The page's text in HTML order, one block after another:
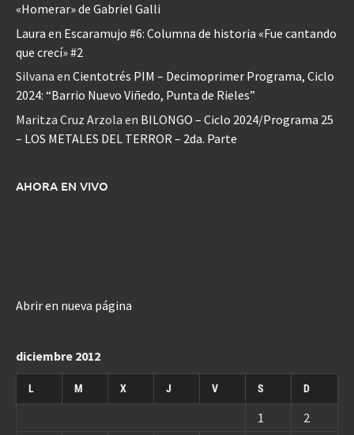
«Homerar» de Gabriel Galli
Laura en Escaramujo #6: Columna de historia «Fue cantando
que crecí» #2
Silvana en Cientotrés PIM – Decimoprimer Programa, Ciclo
2024: “Barrio Nuevo Viñedo, Punta de Rieles”
Maritza Cruz Arzola en BILONGO – Ciclo 2024/Programa 25
– LOS METALES DEL TERROR – 2da. Parte
AHORA EN VIVO
Abrir en nueva página
diciembre 2012
L M X J V S D
1 2